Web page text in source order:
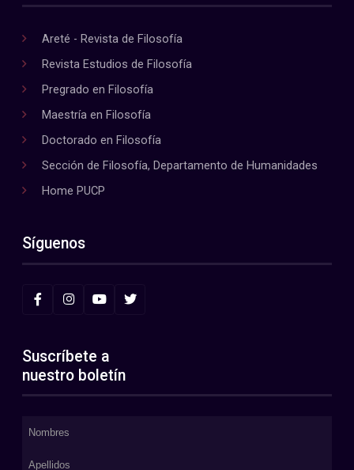
Areté - Revista de Filosofía
Revista Estudios de Filosofía
Pregrado en Filosofía
Maestría en Filosofía
Doctorado en Filosofía
Sección de Filosofía, Departamento de Humanidades
Home PUCP
Síguenos
Suscríbete a
nuestro boletín